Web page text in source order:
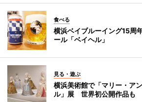
食べる
横浜ベイブルーイング15
ール「ベイヘル」
見る・遊ぶ
横浜美術館で「マリー・ア
ル」展 世界初公開作品も